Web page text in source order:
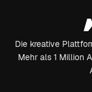
Die kreative
Mehr als 1 Million